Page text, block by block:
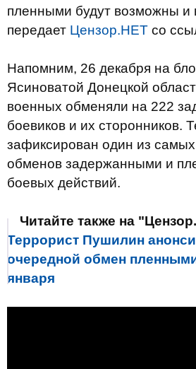
пленными будут возможны и
передает Цензор.НЕТ со
Напомним, 26 декабря на
Ясиноватой Донецкой
военных обменяли на 222
боевиков и их сторонников.
зафиксирован один из
обменов задержанными и
боевых действий.
Читайте также на
Террорист Пушилин
очередной обмен
января